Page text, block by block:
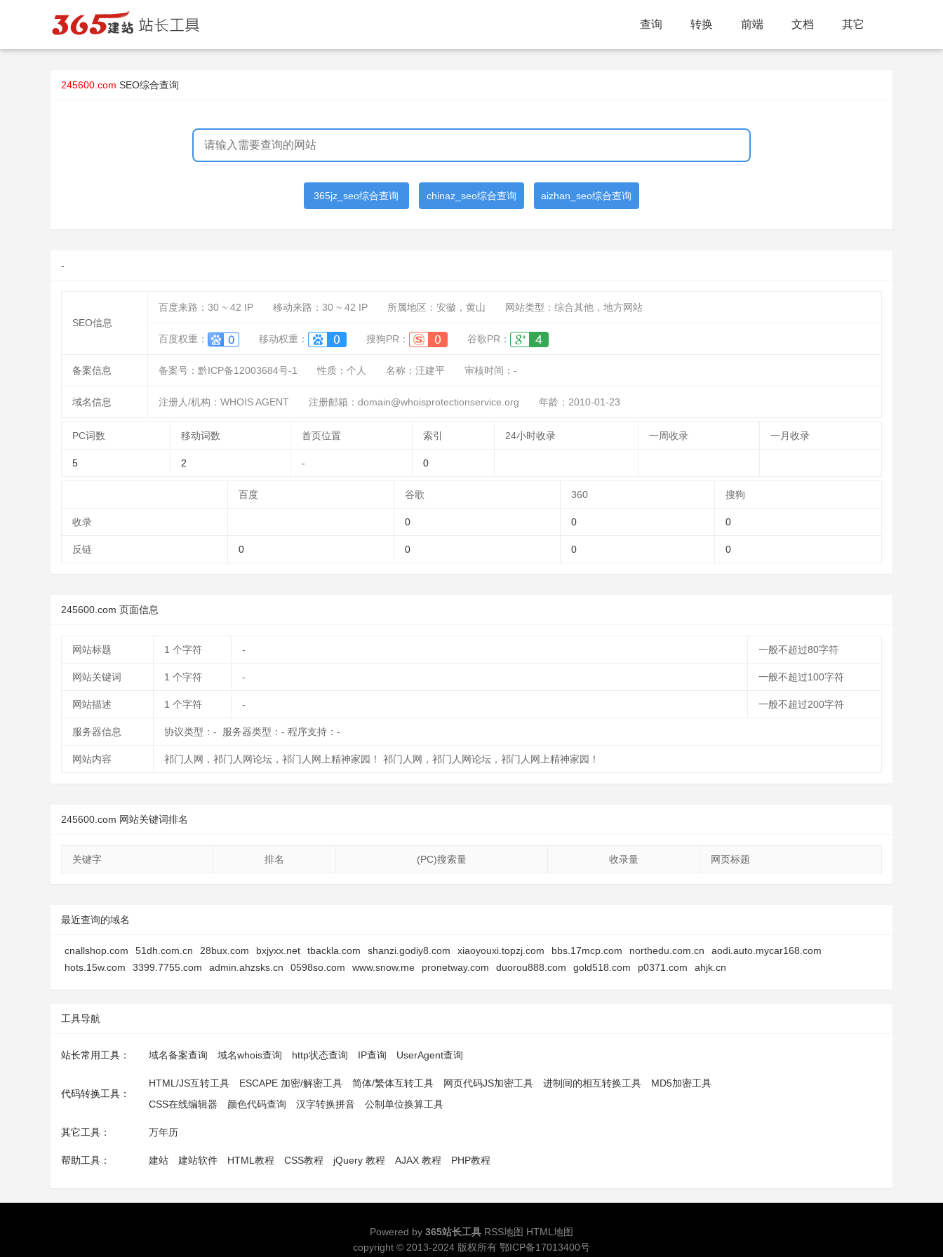
查询 转换 前端 文档 其它
245600.com SEO综合查询
365jz_seo综合查询 chinaz_seo综合查询 aizhan_seo综合查询
-
SEO信息
百度来路： 30 ~ 42 IP 移动来路： 30 ~ 42 IP 所属地区：安徽，黄山 网站类型：综合其他，地方网站
百度权重： 移动权重： 搜狗PR： 谷歌PR：
备案信息 备案号：黔ICP备12003684号-1 性质： 个人 名称： 汪建平 审核时间： -
域名信息 注册人/机构：WHOIS AGENT 注册邮箱：domain@whoisprotectionservice.org 年龄：2010-01-23
PC词数 移动词数 首页位置 索引 24小时收录 一周收录 一月收录
5 2 - 0
百度 谷歌 360 搜狗
收录 0 0 0
反链 0 0 0 0
245600.com 页面信息
网站标题 1 个字符 - 一般不超过80字符
网站关键词 1 个字符 - 一般不超过100字符
网站描述 1 个字符 - 一般不超过200字符
服务器信息 协议类型：- 服务器类型：- 程序支持：-
网站内容 祁门人网，祁门人网论坛，祁门人网上精神家园！ 祁门人网，祁门人网论坛，祁门人网上精神家园！
245600.com 网站关键词排名
关键字 排名 (PC)搜索量 收录量 网页标题
最近查询的域名
cnallshop.com 51dh.com.cn 28bux.com bxjyxx.net tbackla.com shanzi.godiy8.com xiaoyouxi.topzj.com bbs.17mcp.com northedu.com.cn
aodi.auto.mycar168.com
hots.15w.com
3399.7755.com admin.ahzsks.cn 0598so.com www.snow.me pronetway.com duorou888.com gold518.com p0371.com ahjk.cn
工具导航
站长常用工具： 域名备案查询 域名whois查询 http状态查询 IP查询 UserAgent查询
代码转换工具：
HTML/JS互转工具 ESCAPE 加密/解密工具 简体/繁体互转工具 网页代码JS加密工具 进制间的相互转换工具
MD5加密工具
CSS在线编辑器
颜色代码查询 汉字转换拼音 公制单位换算工具
其它工具： 万年历
帮助工具： 建站 建站软件 HTML教程 CSS教程 jQuery 教程 AJAX 教程 PHP教程
Powered by 365站长工具 RSS地图 HTML地图
copyright © 2013-2024 版权所有 鄂ICP备17013400号